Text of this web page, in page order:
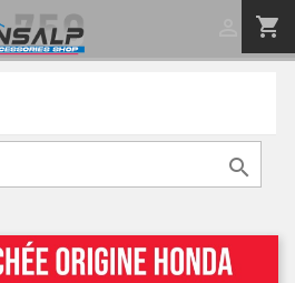
shopping_cart
